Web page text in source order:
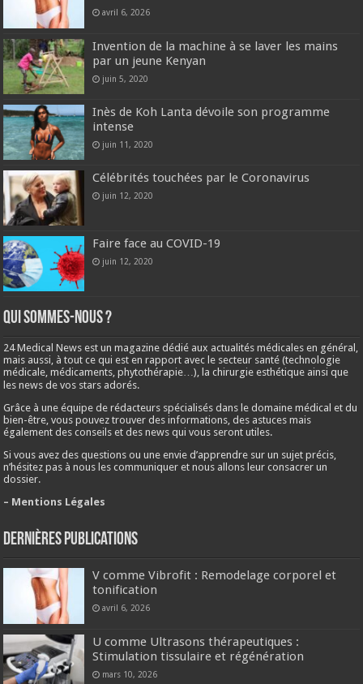
avril 6, 2026
Invention de la machine à se laver les mains
par un jeune Kenyan
juin 5, 2020
Inès de Koh Lanta dévoile son programme
intense
juin 11, 2020
Célébrités touchées par le Coronavirus
juin 12, 2020
Faire face au COVID-19
juin 12, 2020
Qui sommes-nous ?
24 Medical News est un magazine dédié aux actualités médicales en général,
mais aussi, à tout ce qui est en rapport avec le secteur santé (technologie
médicale, médicaments, phytothérapie…), la chirurgie esthétique ainsi que
les news de vos stars adorés.
Grâce à une équipe de rédacteurs spécialisés dans le domaine médical et du
bien-être, vous pouvez trouver des informations, des astuces mais
également des conseils et des news qui vous seront utiles.
Si vous avez des questions ou une envie d’apprendre sur un sujet précis,
n’hésitez pas à nous les communiquer et nous allons leur consacrer un
dossier.
– Mentions Légales
Dernières publications
V comme Vibrofit : Remodelage corporel et
tonification
avril 6, 2026
U comme Ultrasons thérapeutiques :
Stimulation tissulaire et régénération
mars 10, 2026